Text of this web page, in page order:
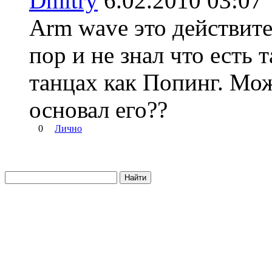
Arm wave это
пор и не знал что есть
танцах как Попинг.
основал его??
0 Лично